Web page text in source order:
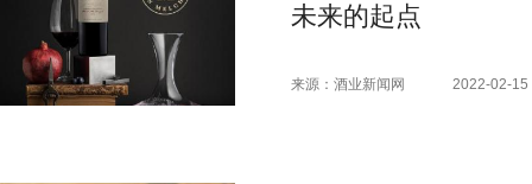
未来的起点
来源：酒业新闻网 2022-02-15